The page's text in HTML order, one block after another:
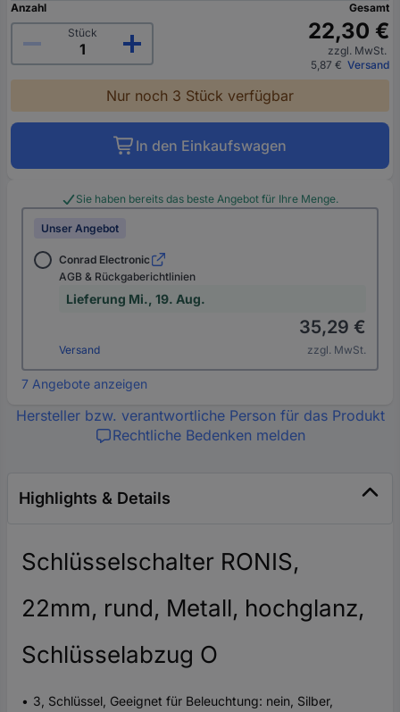
Anzahl
Stück
Gesamt
22,30 €
zzgl. MwSt.
5,87 € Versand
Nur noch 3 Stück verfügbar
In den Einkaufswagen
Sie haben bereits das beste Angebot für Ihre Menge.
Unser Angebot
Conrad Electronic
AGB & Rückgaberichtlinien
Lieferung Mi., 19. Aug.
Versand
35,29 €
zzgl. MwSt.
7 Angebote anzeigen
Hersteller bzw. verantwortliche Person für das Produkt
Rechtliche Bedenken melden
Highlights & Details
Schlüsselschalter RONIS,
22mm, rund, Metall, hochglanz,
Schlüsselabzug O
3, Schlüssel, Geeignet für Beleuchtung: nein, Silber,